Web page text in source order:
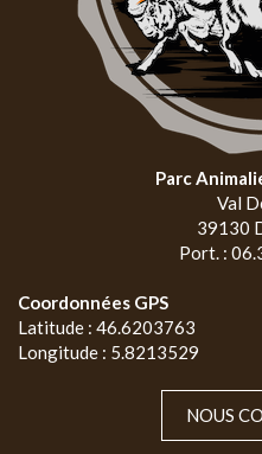
Parc
Val
39130
Port. :
Coordonnées GPS
Latitude : 46.6203763
Longitude : 5.8213529
NOUS